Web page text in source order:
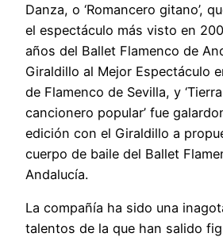
Danza, o ‘Romancero gitano’,
el espectáculo más visto en
años del Ballet Flamenco de
Giraldillo al Mejor Espectáculo
de Flamenco de Sevilla, y
cancionero popular’ fue
edición con el Giraldillo a
cuerpo de baile del Ballet
Andalucía.
La compañía ha sido una
talentos de la que han salido